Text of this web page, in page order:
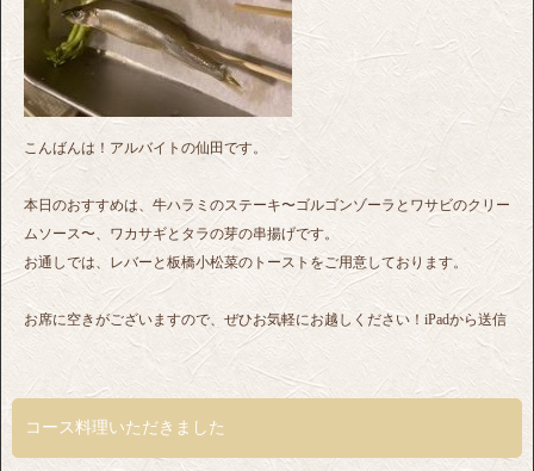
こんばんは！アルバイトの仙田です。
本日のおすすめは、牛ハラミのステーキ〜ゴルゴンゾーラとワサビのクリー
ムソース〜、ワカサギとタラの芽の串揚げです。
お通しでは、レバーと板橋小松菜のトーストをご用意しております。
お席に空きがございますので、ぜひお気軽にお越しください！iPadから送信
コース料理いただきました